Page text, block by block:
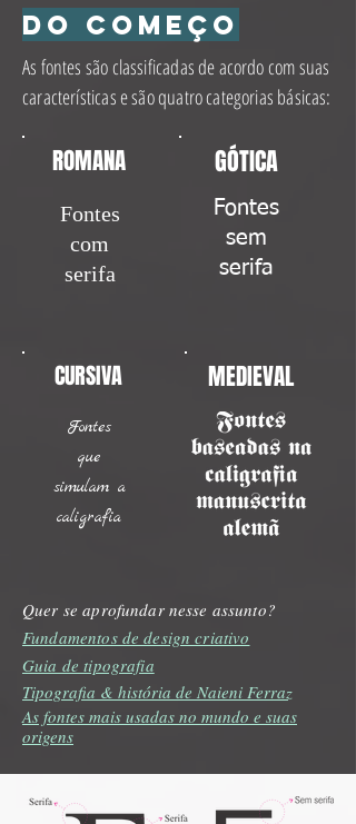
Do começo
As fontes são classificadas de acordo com suas
características e são quatro categorias básicas:
ROMANA
Fontes
com
serifa
GÓTICA
Fontes
sem
serifa
CURSIVA
Fontes
que
simulam a
caligrafia
MEDIEVAL
Quer se aprofundar nesse assunto?
Fundamentos de design criativo
Guia de tipografia
Tipografia & história de Naieni Ferraz
As fontes mais usadas no mundo e suas
origens